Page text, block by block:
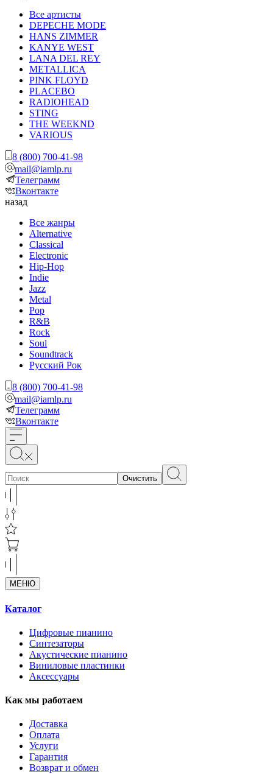
Все артисты
DEPECHE MODE
HANS ZIMMER
KANYE WEST
LANA DEL REY
METALLICA
PINK FLOYD
PLACEBO
RADIOHEAD
STING
THE WEEKND
VARIOUS
8 (800) 700-41-98
mail@iamlp.ru
Телеграмм
Вконтакте
назад
Все жанры
Alternative
Classical
Electronic
Hip-Hop
Indie
Jazz
Metal
Pop
R&B
Rock
Soul
Soundtrack
Русский Рок
8 (800) 700-41-98
mail@iamlp.ru
Телеграмм
Вконтакте
Очистить
МЕНЮ
Каталог
Цифровые пианино
Синтезаторы
Акустические пианино
Виниловые пластинки
Аксессуары
Как мы работаем
Доставка
Оплата
Услуги
Гарантия
Возврат и обмен